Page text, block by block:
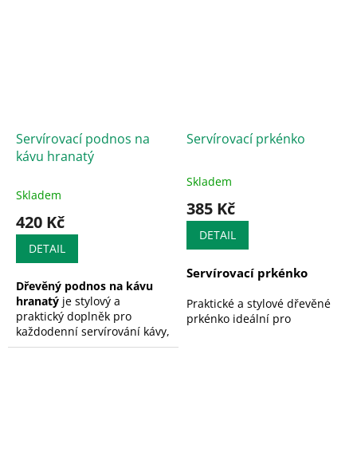
poznámka pro prodejce
Servírovací podnos na
kávu hranatý
Skladem
420 Kč
DETAIL
Dřevěný podnos na kávu
hranatý je stylový a
praktický doplněk pro
každodenní servírování kávy,
čaje nebo dezertů. Díky
Servírovací prkénko
Průměrné
produktu
5,0
5
Skladem
385 Kč
DETAIL
Servírovací prkénko
Praktické a stylové dřevěné
prkénko ideální pro